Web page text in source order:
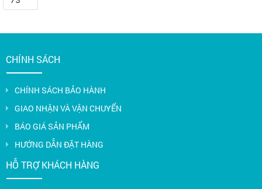
CHÍNH SÁCH
CHÍNH SÁCH BẢO HÀNH
GIAO NHẬN VÀ VẬN CHUYỂN
BÁO GIÁ SẢN PHẨM
HƯỚNG DẪN ĐẶT HÀNG
HỖ TRỢ KHÁCH HÀNG